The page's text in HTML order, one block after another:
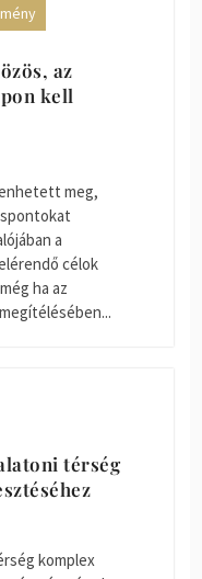
az
kell
meg,
a
célok
ha az
térség
komplex